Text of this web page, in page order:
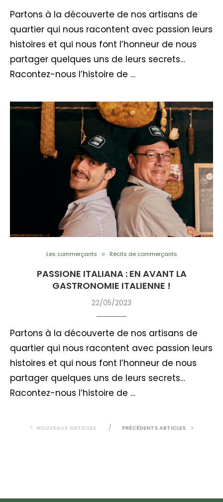
Partons à la découverte de nos artisans de
quartier qui nous racontent avec passion leurs
histoires et qui nous font l’honneur de nous
partager quelques uns de leurs secrets…
Racontez-nous l’histoire de …
Les commerçants Récits de commerçants
PASSIONE ITALIANA : EN AVANT LA
GASTRONOMIE ITALIENNE !
22/05/2023
Partons à la découverte de nos artisans de
quartier qui nous racontent avec passion leurs
histoires et qui nous font l’honneur de nous
partager quelques uns de leurs secrets…
Racontez-nous l’histoire de …
NOUVEAUX ARTICLES PRÉCÉDENTS ARTICLES